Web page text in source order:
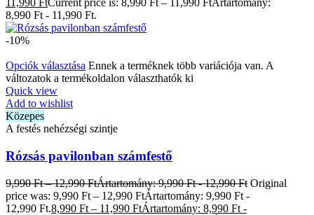
11,990 FtCurrent price is: 8,990 Ft – 11,990 FtÁrtartomány:
8,990 Ft - 11,990 Ft.
-10%
Opciók választása Ennek a terméknek több variációja van. A
változatok a termékoldalon választhatók ki
Quick view
Add to wishlist
Közepes
A festés nehézségi szintje
Rózsás pavilonban számfestő
9,990Ft – 12,990FtÁrtartomány: 9,990 Ft - 12,990 Ft Original
price was: 9,990 Ft – 12,990 FtÁrtartomány: 9,990 Ft -
12,990 Ft.8,990 Ft – 11,990 FtÁrtartomány: 8,990 Ft -